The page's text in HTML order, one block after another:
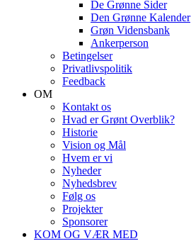
De Grønne Sider
Den Grønne Kalender
Grøn Vidensbank
Ankerperson
Betingelser
Privatlivspolitik
Feedback
OM
Kontakt os
Hvad er Grønt Overblik?
Historie
Vision og Mål
Hvem er vi
Nyheder
Nyhedsbrev
Følg os
Projekter
Sponsorer
KOM OG VÆR MED